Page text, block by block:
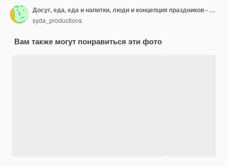
Досуг, еда, еда и напитки, люди и концепция праздников - улыбающиеся друзья обедают и пьют пиво в ресторане или пабе
syda_productions
Вам также могут понравиться эти фото